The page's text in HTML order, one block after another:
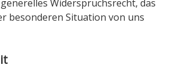
Widerspruchsrecht, das
besonderen Situation von uns